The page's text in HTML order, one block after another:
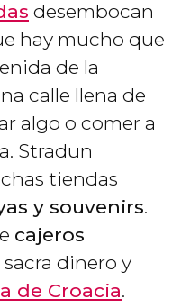
desembocan
hay mucho que
de la
calle llena de
algo o comer a
Stradun
tiendas
y souvenirs.
cajeros
dinero y
de Croacia.